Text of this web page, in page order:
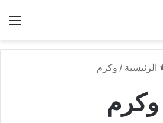
الرئيسية / وكرم
وكرم